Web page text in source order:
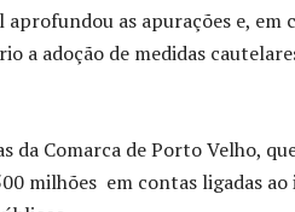
as apurações e, em
a adoção de medidas
da Comarca dePorto Velho,
milhões em contas ligadas